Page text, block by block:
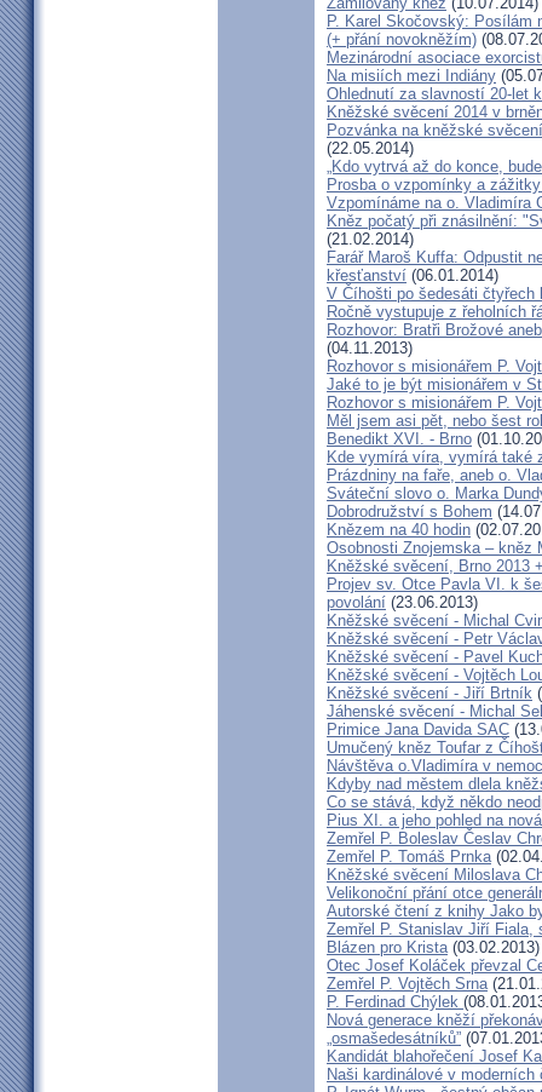
P. Karel Skočovský: Posílám
(+ přání novokněžím)
Mezinárodní asociace
Na misiích mezi Indiány
Ohlednutí za slavností 20-let
Kněžské svěcení 2014 v
Pozvánka na kněžské
(22.05.2014)
„Kdo vytrvá až do konce,
Prosba o vzpomínky a
Vzpomínáme na o. Vladimíra
Kněz počatý při znásilnění:
(21.02.2014)
Farář Maroš Kuffa: Odpustit
křesťanství (06.01.2014)
V Číhošti po šedesáti čtyřech
Ročně vystupuje z řeholních
Rozhovor: Bratři Brožové
(04.11.2013)
Rozhovor s misionářem P.
Jaké to je být misionářem v
Rozhovor s misionářem P.
Měl jsem asi pět, nebo šest
Benedikt XVI. - Brno
Kde vymírá víra, vymírá také
Prázdniny na faře, aneb o.
Sváteční slovo o. Marka
Dobrodružství s Bohem
Knězem na 40 hodin
Osobnosti Znojemska – kněz
Kněžské svěcení, Brno 2013
Projev sv. Otce Pavla VI. k
povolání (23.06.2013)
Kněžské svěcení - Michal
Kněžské svěcení - Petr
Kněžské svěcení - Pavel
Kněžské svěcení - Vojtěch
Kněžské svěcení - Jiří Brtník
Jáhenské svěcení - Michal
Primice Jana Davida SAC
Umučený kněz Toufar z
Návštěva o.Vladimíra v
Kdyby nad městem dlela
Co se stává, když někdo
Pius XI. a jeho pohled na
Zemřel P. Boleslav Česlav
Zemřel P. Tomáš Prnka
Kněžské svěcení Miloslava
Velikonoční přání otce
Autorské čtení z knihy Jako
Zemřel P. Stanislav Jiří Fiala,
Blázen pro Krista(03.02.2013)
Otec Josef Koláček převzal
Zemřel P. Vojtěch Srna
P. Ferdinad Chýlek
Nová generace kněží
„osmašedesátníků”
Kandidát blahořečení Josef
Naši kardinálové v